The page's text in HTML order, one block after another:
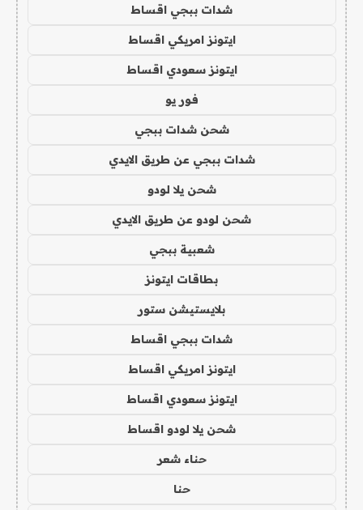
شدات ببجي اقساط
ايتونز امريكي اقساط
ايتونز سعودي اقساط
فور يو
شحن شدات ببجي
شدات ببجي عن طريق الايدي
شحن يلا لودو
شحن لودو عن طريق الايدي
شعبية ببجي
بطاقات ايتونز
بلايستيشن ستور
شدات ببجي اقساط
ايتونز امريكي اقساط
ايتونز سعودي اقساط
شحن يلا لودو اقساط
حناء شعر
حنا